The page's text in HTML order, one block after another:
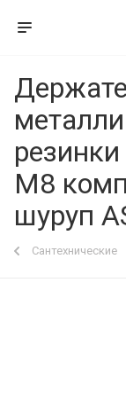
М8
шуруп
Сантехнические